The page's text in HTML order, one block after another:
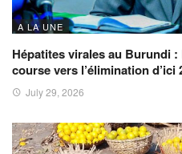
A LA UNE
Hépatites virales au Burundi
course vers l’élimination d’ici
July 29, 2026